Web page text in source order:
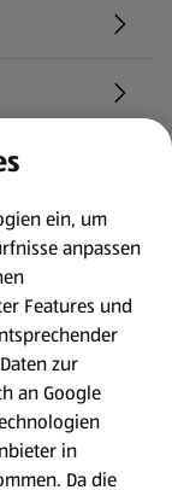
ein, um
anpassen
Features und
zur
an Google
in
Da die